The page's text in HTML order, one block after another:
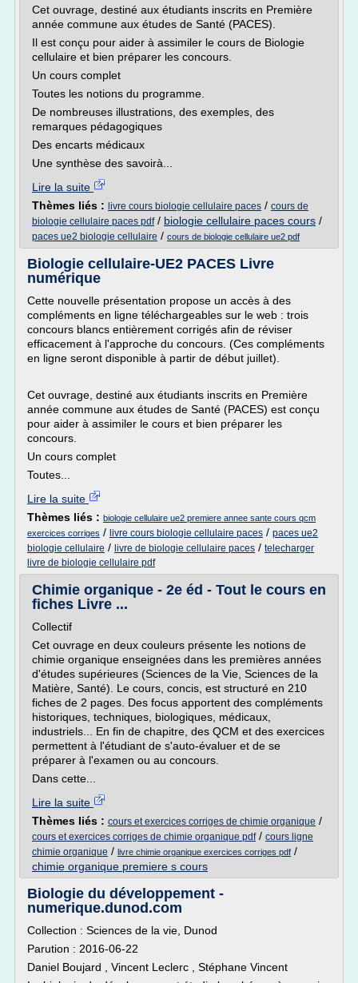
Cet ouvrage, destiné aux étudiants inscrits en Première
année commune aux études de Santé (PACES).
Il est conçu pour aider à assimiler le cours de Biologie
cellulaire et bien préparer les concours.
Un cours complet
Toutes les notions du programme.
De nombreuses illustrations, des exemples, des
remarques pédagogiques
Des encarts médicaux
Une synthèse des savoirà...
Lire la suite
Thèmes liés : livre cours biologie cellulaire paces / cours de
biologie cellulaire paces pdf/ biologie cellulaire paces cours /
paces ue2 biologie cellulaire / cours de biologie cellulaire ue2 pdf
Biologie cellulaire-UE2 PACES Livre
numérique
Cette nouvelle présentation propose un accès à des
compléments en ligne téléchargeables sur le web : trois
concours blancs entièrement corrigés afin de réviser
efficacement à l'approche du concours. (Ces compléments
en ligne seront disponible à partir de début juillet).
Cet ouvrage, destiné aux étudiants inscrits en Première
année commune aux études de Santé (PACES) est conçu
pour aider à assimiler le cours et bien préparer les
concours.
Un cours complet
Toutes...
Lire la suite
Thèmes liés : biologie cellulaire ue2 premiere annee sante cours qcm
exercices corriges / livre cours biologie cellulaire paces / paces ue2
biologie cellulaire / livre de biologie cellulaire paces / telecharger
livre de biologie cellulaire pdf
Chimie organique - 2e éd - Tout le cours en
fiches Livre ...
Collectif
Cet ouvrage en deux couleurs présente les notions de
chimie organique enseignées dans les premières années
d'études supérieures (Sciences de la Vie, Sciences de la
Matière, Santé). Le cours, concis, est structuré en 210
fiches de 2 pages. Des focus apportent des compléments
historiques, techniques, biologiques, médicaux,
industriels... En fin de chapitre, des QCM et des exercices
permettent à l'étudiant de s'auto-évaluer et de se
préparer à l'examen ou au concours.
Dans cette...
Lire la suite
Thèmes liés : cours et exercices corriges de chimie organique /
cours et exercices corriges de chimie organique pdf/ cours ligne
chimie organique / livre chimie organique exercices corriges pdf /
chimie organique premiere s cours
Biologie du développement -
numerique.dunod.com
Collection : Sciences de la vie, Dunod
Parution : 2016-06-22
Daniel Boujard , Vincent Leclerc , Stéphane Vincent